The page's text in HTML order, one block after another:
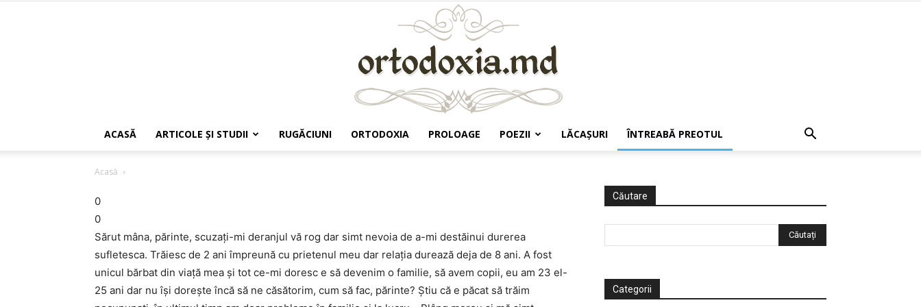
ACASĂ ARTICOLE ŞI STUDII RUGĂCIUNI ORTODOXIA PROLOAGE POEZII LĂCAŞURI ÎNTREABĂ PREOTUL
Acasă
0
0
Sărut mâna, părinte, scuzați-mi deranjul vă rog dar simt nevoia de a-mi destăinui durerea
sufletesca. Trăiesc de 2 ani împreună cu prietenul meu dar relația durează deja de 8 ani. A fost
unicul bărbat din viață mea și tot ce-mi doresc e să devenim o familie, să avem copii, eu am 23 el-
25 ani dar nu își dorește încă să ne căsătorim, cum să fac, părinte? Știu că e păcat să trăim
Căutare
Categorii